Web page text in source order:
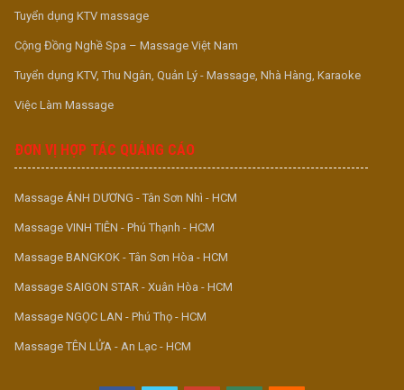
Tuyển dụng KTV massage
Cộng Đồng Nghề Spa – Massage Việt Nam
Tuyển dụng KTV, Thu Ngân, Quản Lý - Massage, Nhà Hàng, Karaoke
Việc Làm Massage
ĐƠN VỊ HỢP TÁC QUẢNG CÁO
Massage ÁNH DƯƠNG - Tân Sơn Nhì - HCM
Massage VINH TIÊN - Phú Thạnh - HCM
Massage BANGKOK - Tân Sơn Hòa - HCM
Massage SAIGON STAR - Xuân Hòa - HCM
Massage NGỌC LAN - Phú Thọ - HCM
Massage TÊN LỬA - An Lạc - HCM